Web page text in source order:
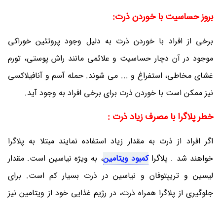
بروز حساسیت با خوردن ذرت:
برخی از افراد با خوردن ذرت به دلیل وجود پروتئین خوراکی
موجود در آن دچار حساسیت و علائمی مانند راش پوستی، تورم
غشای مخاطی، استفراغ و ... می شوند. حمله آسم و آنافیلاکسی
نیز ممکن است با خوردن ذرت برای برخی افراد به وجود آید.
خطر پلاگرا با مصرف زیاد ذرت :
اگر افراد از ذرت به مقدار زیاد استفاده نمایند مبتلا به پلاگرا
خواهند شد . پلاگراکمبود ویتامین، به ویژه نیاسین است. مقدار
لیسین و تریپتوفان و نیاسین در ذرت بسیار کم است. برای
جلوگیری از پلاگرا همراه ذرت، در رژیم غذایی خود از ویتامین نیز